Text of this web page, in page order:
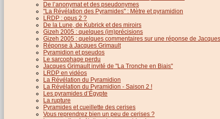
De l’anonymat et des pseudonymes
"La Révélation des Pyramides" : Mètre et pyramidion
LRDP : opus 2 ?
De la Lune, de Kubrick et des miroirs
Gizeh 2005 : quelques (im)précisions
Gizeh 2005 : quelques commentaires sur une réponse de
Réponse à Jacques Grimault
Pyramidion et pseudos
Le sarcophage perdu
Jacques Grimault invité de "La Tronche en Biais"
LRDP en vidéos
La Révélation du Pyramidion
La Révélation du Pyramidion - Saison 2 !
Les pyramides d’Égypte
La rupture
Pyramides et cueillette des cerises
Vous reprendrez bien un peu de cerises ?